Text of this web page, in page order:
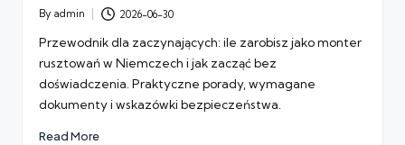
Posted
By admin 2026-06-30
Przewodnik dla zaczynających: ile zarobisz jako monter
rusztowań w Niemczech i jak zacząć bez
doświadczenia. Praktyczne porady, wymagane
dokumenty i wskazówki bezpieczeństwa.
Read More